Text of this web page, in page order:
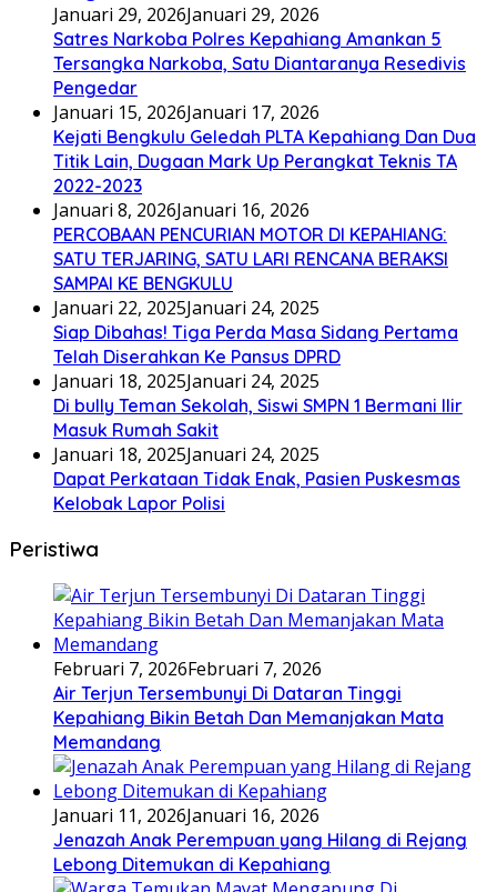
Januari 29, 2026Januari 29, 2026
Satres Narkoba Polres Kepahiang Amankan 5
Tersangka Narkoba, Satu Diantaranya Resedivis
Pengedar
Januari 15, 2026Januari 17, 2026
Kejati Bengkulu Geledah PLTA Kepahiang Dan Dua
Titik Lain, Dugaan Mark Up Perangkat Teknis TA
2022-2023
Januari 8, 2026Januari 16, 2026
PERCOBAAN PENCURIAN MOTOR DI KEPAHIANG:
SATU TERJARING, SATU LARI RENCANA BERAKSI
SAMPAI KE BENGKULU
Januari 22, 2025Januari 24, 2025
Siap Dibahas! Tiga Perda Masa Sidang Pertama
Telah Diserahkan Ke Pansus DPRD
Januari 18, 2025Januari 24, 2025
Di bully Teman Sekolah, Siswi SMPN 1 Bermani Ilir
Masuk Rumah Sakit
Januari 18, 2025Januari 24, 2025
Dapat Perkataan Tidak Enak, Pasien Puskesmas
Kelobak Lapor Polisi
Peristiwa
Februari 7, 2026Februari 7, 2026
Air Terjun Tersembunyi Di Dataran Tinggi
Kepahiang Bikin Betah Dan Memanjakan Mata
Memandang
Januari 11, 2026Januari 16, 2026
Jenazah Anak Perempuan yang Hilang di Rejang
Lebong Ditemukan di Kepahiang